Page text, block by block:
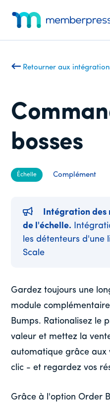
content
de
supplémentaire
d'adhésion
en-
un
Retourner aux
bosses
Échelle Complément
Intégration des
de l'échelle.
les détenteurs d'une
Scale
Gardez toujours une
module
Bumps. Rationalisez le
valeur et mettez la
automatique grâce aux
clic - et regardez vos
Grâce à l'option Order